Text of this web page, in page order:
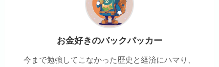
お金好きのバックパッカー
今まで勉強してこなかった歴史と経済にハマり、